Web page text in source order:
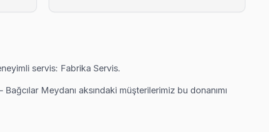
Göztepe adresine ortalama 90 dakikada ulaşıyor.
servis: Fabrika Servis.
Meydanı aksındaki müşterilerimiz bu donanımı